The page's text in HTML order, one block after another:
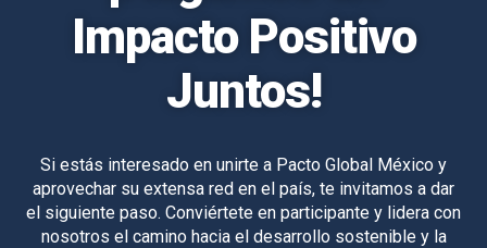
Impacto Positivo
Juntos!
Si estás interesado en unirte a Pacto Global México y
aprovechar su extensa red en el país, te invitamos a dar
el siguiente paso. Conviértete en participante y lidera con
nosotros el camino hacia el desarrollo sostenible y la